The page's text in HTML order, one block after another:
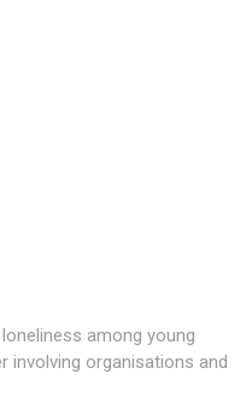
among young
involving organisations and